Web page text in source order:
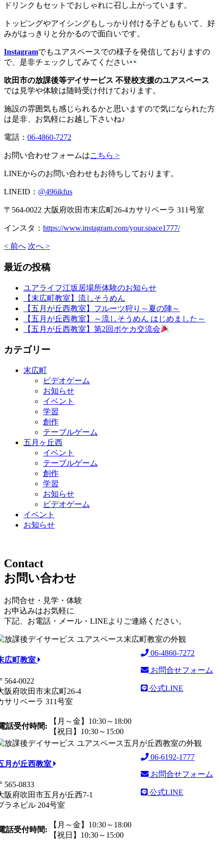
ドリンクもセットでおしゃれに召し上がっています。
トッピングやアイシングもしっかり付ける子どももいて、好
みがはっきりと分かるので面白いです。
Instagramでもユアスペースでの様子を発信しておりますの
で、是非チェックしてみてください
吹田市の放課後等デイサービス 不登校支援のユアスペース
では見学や体験は随時受け付けております。
施設の雰囲気も感じられるかと思いますので気になられた方
は是非、お気軽にお越し下さいね♪
電話： 06-4860-7272
お問い合わせフォームはこちら >
LINEからのお問い合わせもお待ちしております。
LINEID： @496ikfus
〒564-0022 大阪府吹田市末広町26-4カサリベーラ 311号室
インスタ： https://www.instagram.com/your.space1777/
< 前へ 次へ >
最近の投稿
ユアライフ江坂居場所体験のお知らせ
【末広町教室】流しそうめん
【五月が丘西教室】フルーツ狩り～夏の陣～
【五月が丘西教室】～流しそうめん はじめました～
【五月が丘西教室】第2回ポケカ交流会
カテゴリー
末広町
ビデオゲーム
お知らせ
イベント
学習
創作
テーブルゲーム
五月ヶ丘西
イベント
テーブルゲーム
創作
学習
お知らせ
ビデオゲーム
イベント
お知らせ
Contact
お問い合わせ
お問合せ・見学・体験
お申込みはお気軽に
下記、お電話・メール・LINEよりご連絡ください。
広町教室
564-0022
阪府吹田市末広町26-4
サリベーラ 311号室
話受付時間:
【月～金】10:30～18:00
【祝日】10:30～15:00
06-4860-7272
お問合せフォーム
公式LINE
月が丘西教室
565-0833
阪府吹田市五月が丘西7-1
ラネビル 204号室
話受付時間:
【月～金】10:30～18:00
【祝日】10:30～15:00
06-6192-1777
お問合せフォーム
公式LINE